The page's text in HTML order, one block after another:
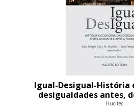
Igual-Desigual-História
desigualdades antes,
Pandemia
Hucitec